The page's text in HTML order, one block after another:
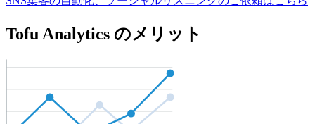
Tofu Analytics のメリット